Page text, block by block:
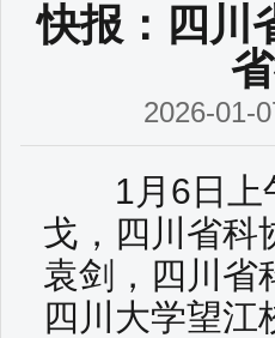
快报：四川
2026-
1月6日上午
戈，四川省科
袁剑，四川省
四川大学望江